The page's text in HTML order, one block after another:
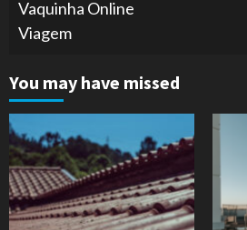
Vaquinha Online
Viagem
You may have missed